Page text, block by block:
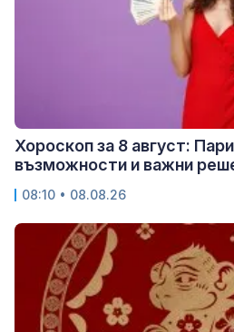
Хороскоп за 8 август:
възможности и важни
08:10 • 08.08.26